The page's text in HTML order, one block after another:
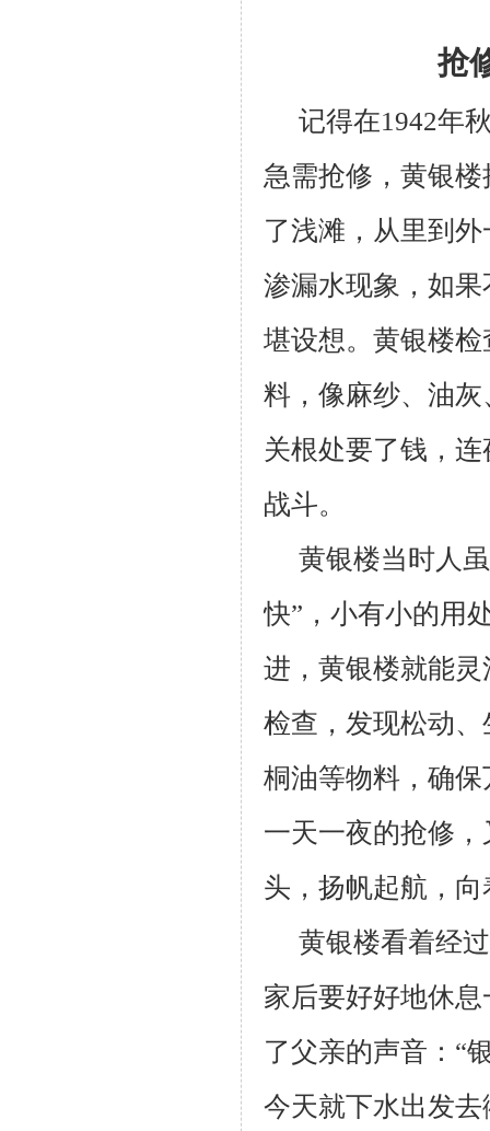
抢
记得在1942年
急需抢修，黄银
了浅滩，从里到
渗漏水现象，如
堪设想。黄银楼
料， 像麻纱、油
关根处要了钱，
战斗。
黄银楼当时人
快”，小有小的用
进，黄银楼就能
检查，发现松动
桐油等物料，确
一天一夜的抢修
头，扬帆起航，
黄银楼看着经
家后要好好地休
了父亲的声音：“
今天就下水出发